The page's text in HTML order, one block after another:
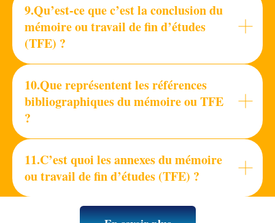
9.Qu’est-ce que c’est la conclusion du
mémoire ou travail de fin d’études
(TFE) ?
10.Que représentent les références
bibliographiques du mémoire ou TFE
?
11.C’est quoi les annexes du mémoire
ou travail de fin d’études (TFE) ?